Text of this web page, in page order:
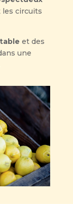
circuits
et des
une